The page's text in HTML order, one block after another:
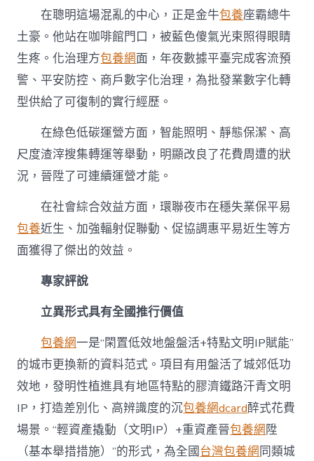
在聰明這場混亂的中心，正是金牛包養座霸總牛
土豪。他站在咖啡館門口，被藍色傻氣光束照得眼睛
生疼。化治理方包養網面，年夜數據平臺完成客流預
警、平安防控、商戶數字化治理，為批發業數字化轉
型供給了可復制的實行經歷。
在綠色低碳運營方面，智能照明、靜態保潔、高
尺度渣滓搜集轉運等舉動，明顯改良了花費周遭的狀
況，晉陞了可連續運營才能。
在社會綜合效益方面，環聯夜市在穩失業保平易
包養近生、加強輻射促聯動、促協調惠平易近生等方
面獲得了傑出的效益。
專家評說
立異形式具有全國推行價值
包養網一是“閑置低效地盤盤活+特點文明IP賦能”
的城市更換新的資料范式。項目有用盤活了城郊低功
效地，發明性植進具有地區特點的膠濟鐵路汗青文明
IP，打造差別化、高辨識度的沉包養網dcard醉式花費
場景。“輕資產撬動（文明IP）+重資產晉包養網陞
（基本舉措措施）”的形式，為全國台灣包養網同類城